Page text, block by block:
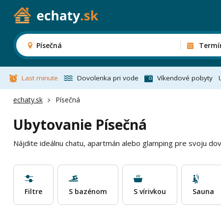
Písečná
Last minute Dovolenka pri vode Víkendové pobyty
echaty.sk Písečná
Ubytovanie Písečná
Nájdite ideálnu chatu, apartmán alebo glamping pre svoju
Filtre S bazénom S vírivkou Sauna